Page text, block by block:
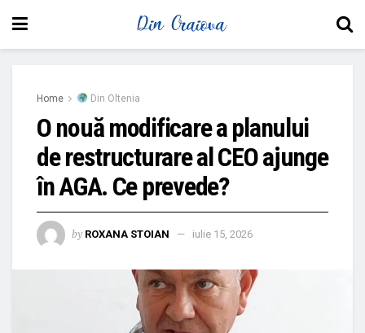
Home Din Oltenia
O nouă modificare a planului
de restructurare al CEO ajunge
în AGA. Ce prevede?
by ROXANA STOIAN iulie 15, 2026